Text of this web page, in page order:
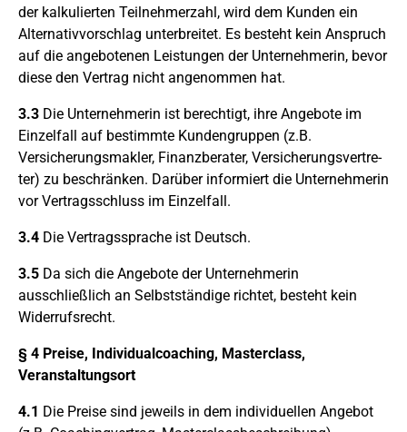
der kalkulierten Teilnehmerzahl, wird dem Kunden ein
Alternativvorschlag unterbreitet. Es besteht kein Anspruch
auf die angebotenen Leistungen der Unternehmerin, bevor
diese den Vertrag nicht angenommen hat.
3.3 Die Unternehmerin ist berechtigt, ihre Angebote im
Einzelfall auf bestimmte Kundengruppen (z.B.
Versicherungsmakler, Finanzberater, Versicherungsvertre-
ter) zu beschränken. Darüber informiert die Unternehmerin
vor Vertragsschluss im Einzelfall.
3.4 Die Vertragssprache ist Deutsch.
3.5 Da sich die Angebote der Unternehmerin
ausschließlich an Selbstständige richtet, besteht kein
Widerrufsrecht.
§ 4 Preise, Individualcoaching, Masterclass,
Veranstaltungsort
4.1 Die Preise sind jeweils in dem individuellen Angebot